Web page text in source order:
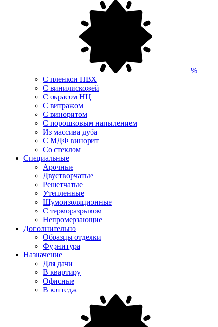
%
С пленкой ПВХ
С винилискожей
С окрасом НЦ
С витражом
С виноритом
С порошковым напылением
Из массива дуба
С МДФ винорит
Со стеклом
Специальные
Арочные
Двустворчатые
Решетчатые
Утепленные
Шумоизоляционные
С терморазрывом
Непромерзающие
Дополнительно
Образцы отделки
Фурнитура
Назначение
Для дачи
В квартиру
Офисные
В коттедж